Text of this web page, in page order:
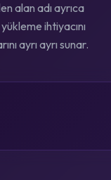
alan adı ayrıca
ihtiyacını
ayrı ayrı sunar.